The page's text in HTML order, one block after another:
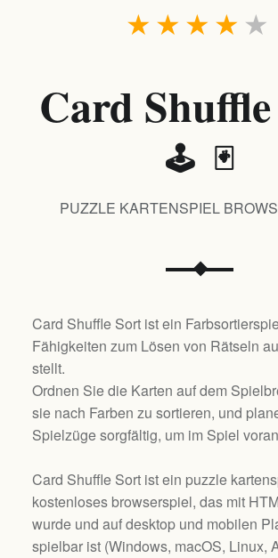
★
★
★
★
★
Card
🕹️ 🃏
PUZZLE KARTENSPIEL
Card Shuffle Sort ist ein
Fähigkeiten zum Lösen von Rätseln
stellt.
Ordnen Sie die Karten auf dem
sie nach Farben zu sortieren, und
Spielzüge sorgfältig, um im Spiel
Card Shuffle Sort ist ein puzzle
kostenloses browserspiel, das mit
wurde und auf desktop und mobilen
spielbar ist (Windows, macOS, Linux,